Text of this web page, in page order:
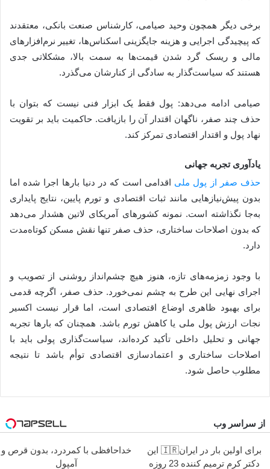
برخی دیگر همچون وحید صیامی، کارشناس صنعت بانکی، معتقدند
که پیچیدگی اجرایی و هزینه جایگزینی اسکناس‌ها، تغییر نرم‌افزارهای
مالی و ریسک گرد شدن قیمت‌ها به سمت بالا، مشکلاتی جدی‌
هستند که سیاست‌گذار به سادگی از کنارشان می‌گذرد.
صیامی ادامه می‌دهد: پول فقط یک ابزار فنی نیست که بتوان با
حذف چند صفر، ناگهان اقتدار آن را بازیافت. حاکمیت باید بر تقویت
نهاد پول و اقتدار اقتصادی تمرکز کند.
یادآوری تجربه جهانی
حذف صفر از پول ملی اقدامی است که در دنیا بارها اجرا شده اما
بدون پیش‌نیازهایی مانند ثبات اقتصادی و تورم پایین، نتایج پایداری
به‌جا نگذاشته است. نمونه کشورهای آمریکای لاتین هشدار می‌دهد
که بدون اصلاحات ساختاری، حذف صفر تنها نقش مسکن کوتاه‌مدت
دارد.
با وجود زمزمه‌های تازه، هنوز هیچ چشم‌انداز روشنی از تصویب و
اجرای نهایی این طرح به چشم نمی‌خورد. حذف صفر، اگرچه قدمی
برای بهبود ظاهری اوضاع اقتصادی است، اما قرار نیست اکسیر
نجات ارزش پول ملی یا کاهش تورم باشد. همچنان که بارها تجربه
جهانی و تحلیل داخلی تأکید کرده‌اند، سیاست‌گذاری پولی باید با
اصلاحات ساختاری و اعتمادسازی اقتصادی توأم باشد تا نتیجه
مطلوب حاصل شود.
از سراسر وب
برای اولین بار در ایران🇮🇷 این
دکتر کرم ترمیم کننده 23 روزه
خداحافظی با کمردرد، بدون قرص و
آمپول